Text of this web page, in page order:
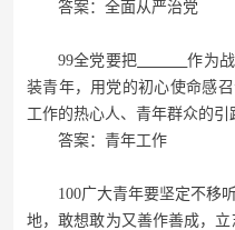
答案：全面从严治党
99全党要把
作为
装青年，用党的初心使命感
工作的热心人、青年群众的引
答案：青年工作
100广大青年要坚定不移听
地，敢想敢为又善作善成，立